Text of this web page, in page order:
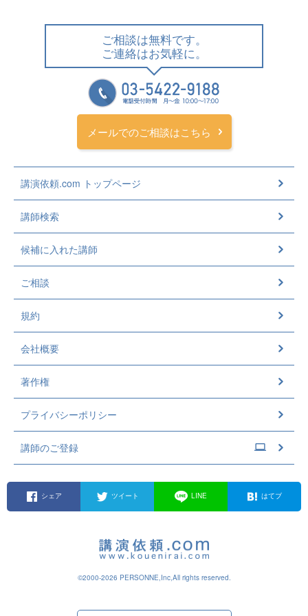
ご相談は無料です。
ご連絡はお気軽に。
メールでのご相談はこちら
講演依頼.com トップページ
講師検索
候補に入れた講師
ご相談
規約
会社概要
著作権
プライバシーポリシー
講師のご登録
シェア ツイート LINE はてブ
©2000-2026 PERSONNE,Inc,All rights reserved.